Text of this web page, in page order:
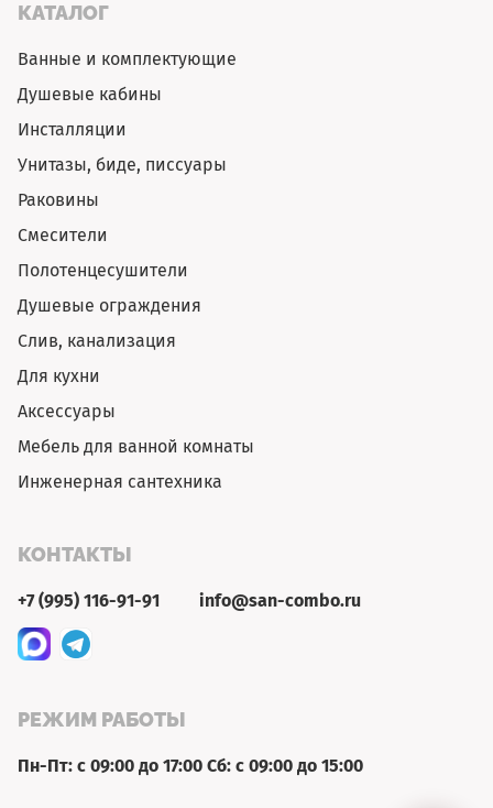
КАТАЛОГ
Ванные и комплектующие
Душевые кабины
Инсталляции
Унитазы, биде, писсуары
Раковины
Смесители
Полотенцесушители
Душевые ограждения
Слив, канализация
Для кухни
Аксессуары
Мебель для ванной комнаты
Инженерная сантехника
КОНТАКТЫ
+7 (995) 116-91-91 info@san-combo.ru
РЕЖИМ РАБОТЫ
Пн-Пт: с 09:00 до 17:00 Сб: с 09:00 до 15:00